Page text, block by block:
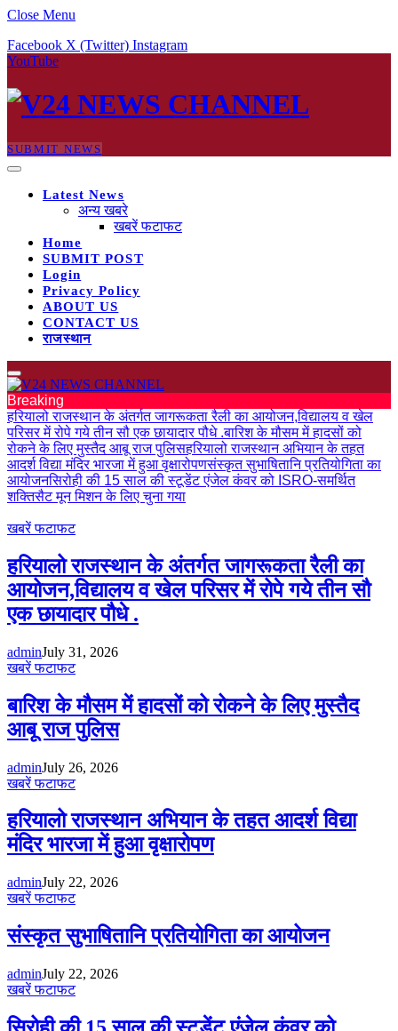
Close Menu
Facebook X (Twitter) Instagram
YouTube
SUBMIT NEWS
Latest News
अन्य खबरे
खबरें फटाफट
Home
SUBMIT POST
Login
Privacy Policy
ABOUT US
CONTACT US
राजस्थान
Breaking
हरियालो राजस्थान के अंतर्गत जागरूकता रैली का आयोजन,विद्यालय व खेल
परिसर में रोपे गये तीन सौ एक छायादार पौधे .बारिश के मौसम में हादसों को
रोकने के लिए मुस्तैद आबू राज पुलिसहरियालो राजस्थान अभियान के तहत
आदर्श विद्या मंदिर भारजा में हुआ वृक्षारोपणसंस्कृत सुभाषितानि प्रतियोगिता का
आयोजनसिरोही की 15 साल की स्टूडेंट एंजेल कंवर को ISRO-समर्थित
शक्तिसैट मून मिशन के लिए चुना गया
खबरें फटाफट
हरियालो राजस्थान के अंतर्गत जागरूकता रैली का
आयोजन,विद्यालय व खेल परिसर में रोपे गये तीन सौ
एक छायादार पौधे .
adminJuly 31, 2026
खबरें फटाफट
बारिश के मौसम में हादसों को रोकने के लिए मुस्तैद
आबू राज पुलिस
adminJuly 26, 2026
खबरें फटाफट
हरियालो राजस्थान अभियान के तहत आदर्श विद्या
मंदिर भारजा में हुआ वृक्षारोपण
adminJuly 22, 2026
खबरें फटाफट
संस्कृत सुभाषितानि प्रतियोगिता का आयोजन
adminJuly 22, 2026
खबरें फटाफट